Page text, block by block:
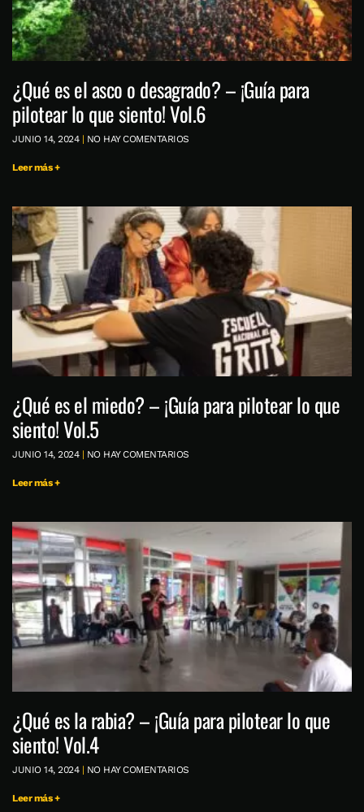
¿Qué es el asco o desagrado? – ¡Guía para
pilotear lo que siento! Vol.6
JUNIO 14, 2024 NO HAY COMENTARIOS
Leer más +
¿Qué es el miedo? – ¡Guía para pilotear lo que
siento! Vol.5
JUNIO 14, 2024 NO HAY COMENTARIOS
Leer más +
¿Qué es la rabia? – ¡Guía para pilotear lo que
siento! Vol.4
JUNIO 14, 2024 NO HAY COMENTARIOS
Leer más +